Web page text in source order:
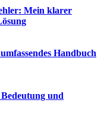
Mein klarer
Handbuch
und